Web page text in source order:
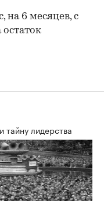
на 6 месяцев, с
тайну лидерства